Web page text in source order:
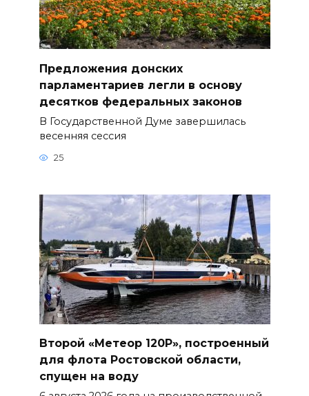
Предложения донских
парламентариев легли в основу
десятков федеральных законов
В Государственной Думе завершилась
весенняя сессия
25
Второй «Метеор 120Р», построенный
для флота Ростовской области,
спущен на воду